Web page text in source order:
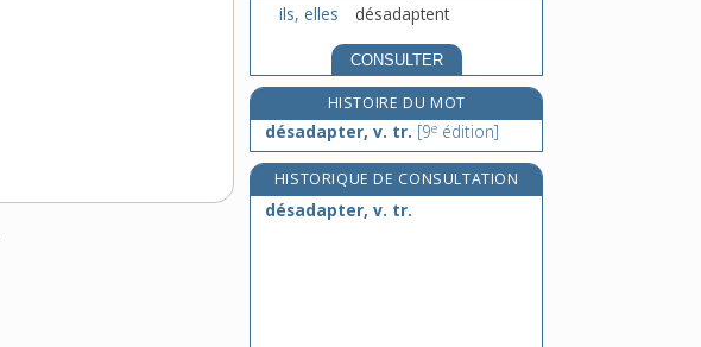
ils, elles
désadaptent
CONSULTER
HISTOIRE DU MOT
désadapter, v. tr. [9e édition]
HISTORIQUE DE CONSULTATION
désadapter, v. tr.